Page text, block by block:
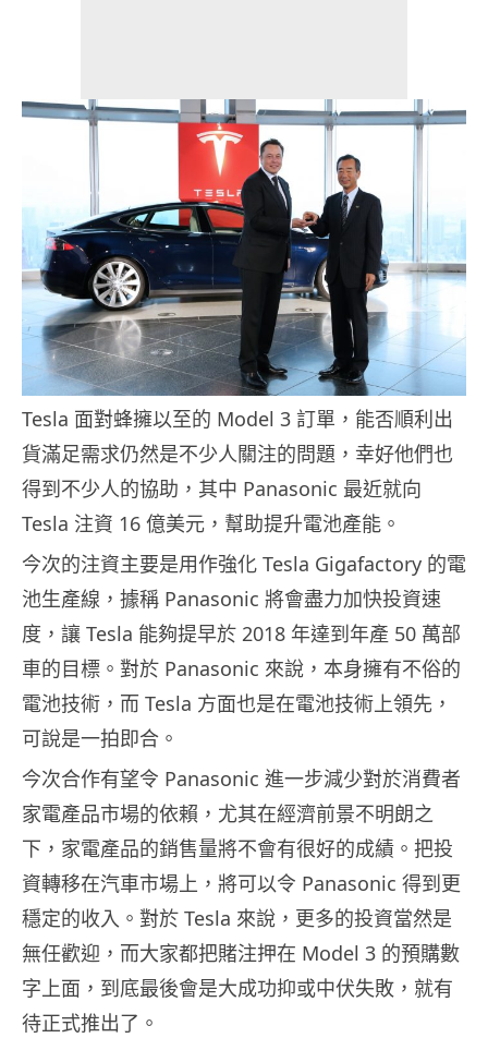
Tesla 面對蜂擁以至的 Model 3 訂單，能否順利出
貨滿足需求仍然是不少人關注的問題，幸好他們也
得到不少人的協助，其中 Panasonic 最近就向
Tesla 注資 16 億美元，幫助提升電池產能。
今次的注資主要是用作強化 Tesla Gigafactory 的電
池生產線，據稱 Panasonic 將會盡力加快投資速
度，讓 Tesla 能夠提早於 2018 年達到年產 50 萬部
車的目標。對於 Panasonic 來說，本身擁有不俗的
電池技術，而 Tesla 方面也是在電池技術上領先，
可說是一拍即合。
今次合作有望令 Panasonic 進一步減少對於消費者
家電產品市場的依賴，尤其在經濟前景不明朗之
下，家電產品的銷售量將不會有很好的成績。把投
資轉移在汽車市場上，將可以令 Panasonic 得到更
穩定的收入。對於 Tesla 來說，更多的投資當然是
無任歡迎，而大家都把賭注押在 Model 3 的預購數
字上面，到底最後會是大成功抑或中伏失敗，就有
待正式推出了。